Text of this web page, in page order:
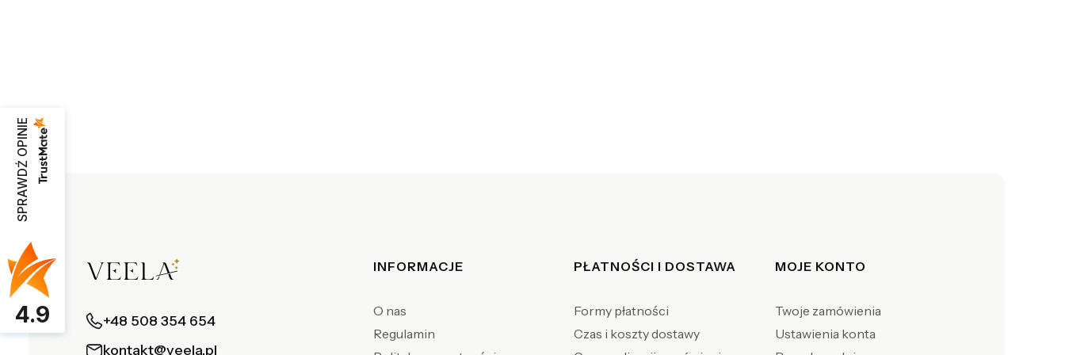
+48 508 354 654
kontakt@veela.pl
Linki w stopce
INFORMACJE
O nas
Regulamin
PŁATNOŚCI I DOSTAWA
Formy płatności
Czas i koszty dostawy
MOJE KONTO
Twoje zamówienia
Ustawienia konta
SPRAWDŹ OPINIE
4.9